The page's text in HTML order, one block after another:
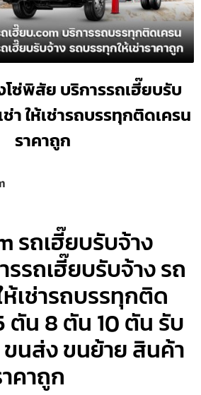
ซ่พิสัย บริการรถเฮี๊ยบรับ
า ให้เช่ารถบรรทุกติดเครน
ราคาถูก
รถเฮี๊ยบรับจ้าง
รถเฮี๊ยบรับจ้าง รถ
ห้เช่ารถบรรทุกติด
ตัน 8 ตัน 10 ตัน รับ
นส่ง ขนย้าย สินค้า
คาถูก